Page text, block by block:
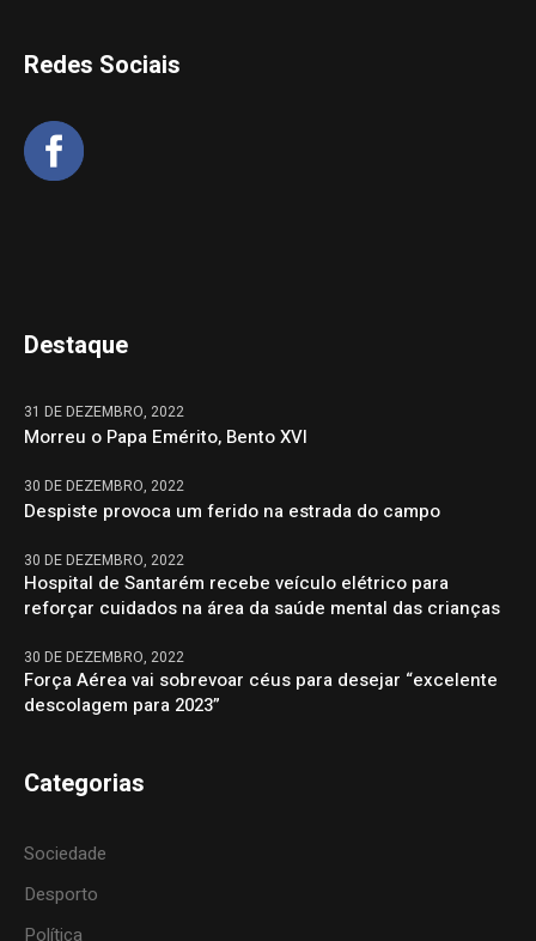
Redes Sociais
Destaque
31 DE DEZEMBRO, 2022
Morreu o Papa Emérito, Bento XVI
30 DE DEZEMBRO, 2022
Despiste provoca um ferido na estrada do campo
30 DE DEZEMBRO, 2022
Hospital de Santarém recebe veículo elétrico para
reforçar cuidados na área da saúde mental das crianças
30 DE DEZEMBRO, 2022
Força Aérea vai sobrevoar céus para desejar “excelente
descolagem para 2023”
Categorias
Sociedade
Desporto
Política